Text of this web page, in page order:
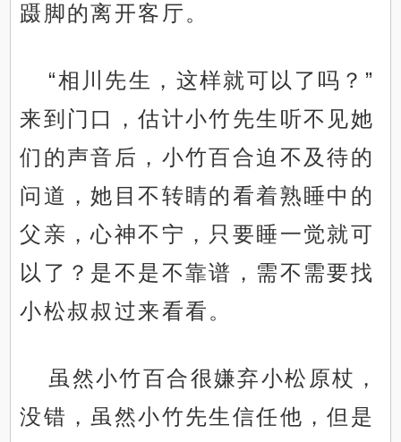
蹑脚的离开客厅。
“相川先生，这样就可以了吗？”
来到门口，估计小竹先生听不见她
们的声音后，小竹百合迫不及待的
问道，她目不转睛的看着熟睡中的
父亲，心神不宁，只要睡一觉就可
以了？是不是不靠谱，需不需要找
小松叔叔过来看看。
虽然小竹百合很嫌弃小松原杖，
没错，虽然小竹先生信任他，但是